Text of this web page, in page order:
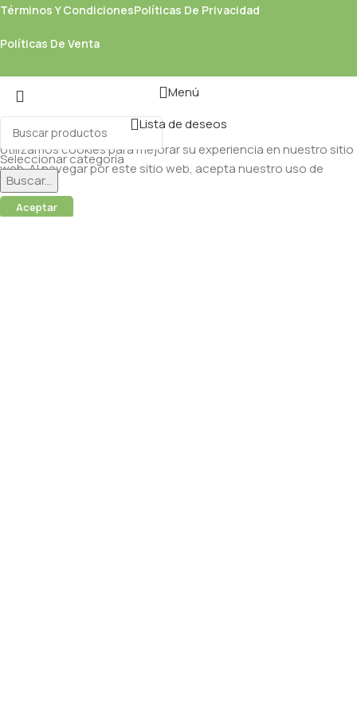
Términos Y CondicionesPolíticas De Privacidad
Políticas De Venta
Seleccionar categoría
Buscar...
Menú
Lista de deseos
Utilizamos cookies para mejorar su experiencia en nuestro sitio
web. Al navegar por este sitio web, acepta nuestro uso de
cookies.
Aceptar